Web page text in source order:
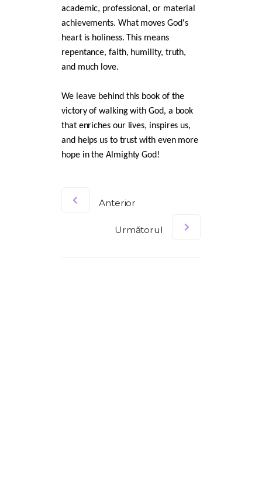
academic, professional, or material
achievements. What moves God's
heart is holiness. This means
repentance, faith, humility, truth,
and much love.
We leave behind this book of the
victory of walking with God, a book
that enriches our lives, inspires us,
and helps us to trust with even more
hope in the Almighty God!
Anterior
Următorul